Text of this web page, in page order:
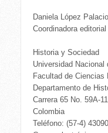
Daniela López Palacio
Coordinadora editorial
Historia y Sociedad
Universidad
Facultad de
Departamento de
Carrera 65 No. 59A-
Colombia
Teléfono: (57-4)